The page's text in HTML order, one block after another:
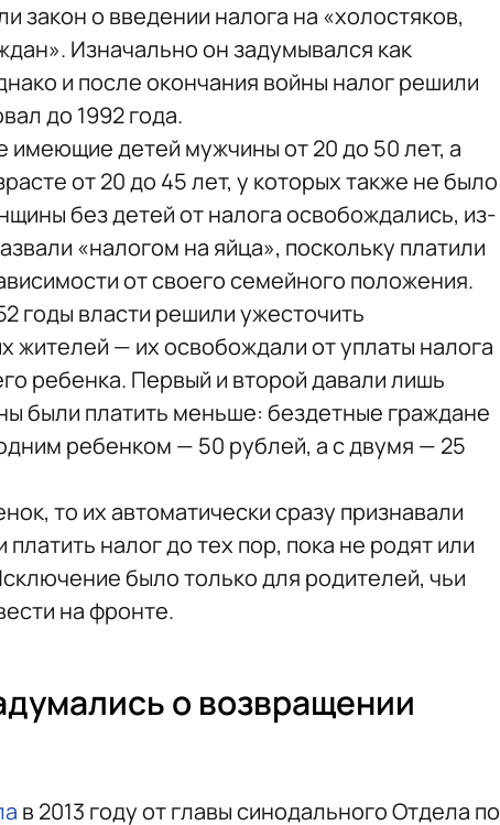
закон о введении налога на «холостяков,
Изначально он задумывался как
и после окончания войны налог решили
до 1992 года.
имеющие детей мужчины от 20 до 50 лет, а
от 20 до 45 лет, у которых также не было
без детей от налога освобождались, из-
«налогом на яйца», поскольку платили
от своего семейного положения.
годы власти решили ужесточить
жителей — их освобождали от уплаты налога
ребенка. Первый и второй давали лишь
были платить меньше: бездетные граждане
ребенком — 50 рублей, а с двумя — 25
то их автоматически сразу признавали
налог до тех пор, пока не родят или
было только для родителей, чьи
на фронте.
о возвращении
в 2013 году от главы синодального Отдела по